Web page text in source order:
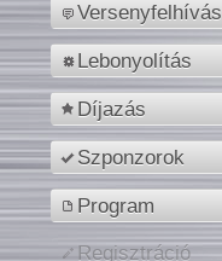
Versenyfelhívás
Lebonyolítás
Díjazás
Szponzorok
Program
Regisztráció